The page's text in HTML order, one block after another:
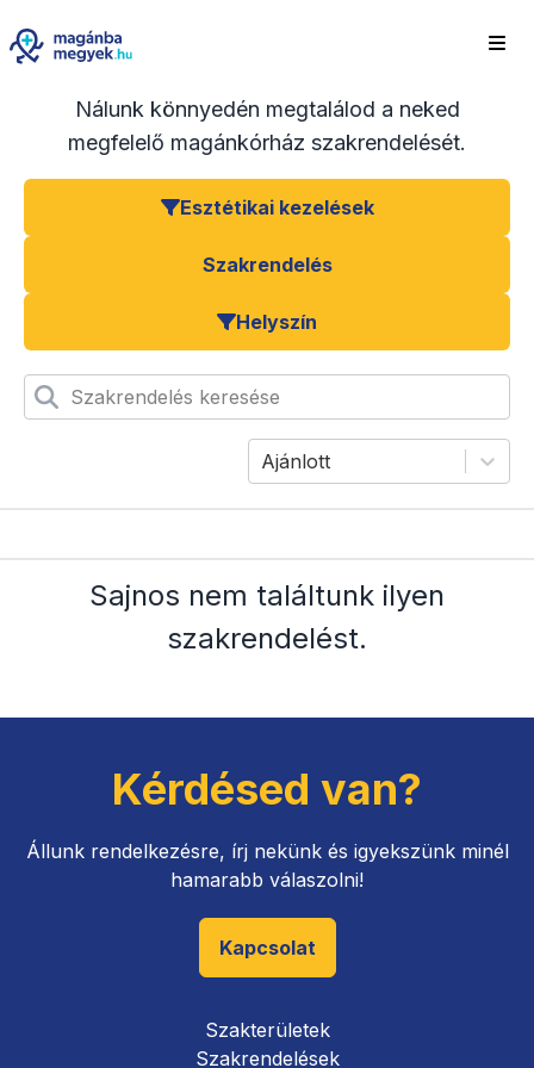
Nálunk könnyedén megtalálod a neked
megfelelő magánkórház szakrendelését.
Esztétikai kezelések
Szakrendelés
Helyszín
Szakrendelés keresése
Ajánlott
Sajnos nem találtunk ilyen
szakrendelést.
Kérdésed van?
Állunk rendelkezésre, írj nekünk és igyekszünk minél
hamarabb válaszolni!
Kapcsolat
Szakterületek
Szakrendelések